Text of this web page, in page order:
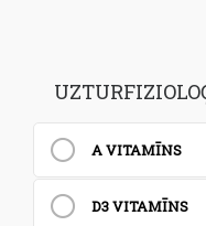
A VITAMĪNS
D3 VITAMĪNS